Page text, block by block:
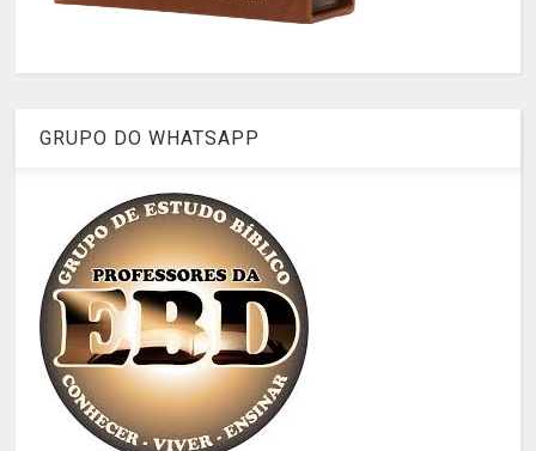
GRUPO DO WHATSAPP